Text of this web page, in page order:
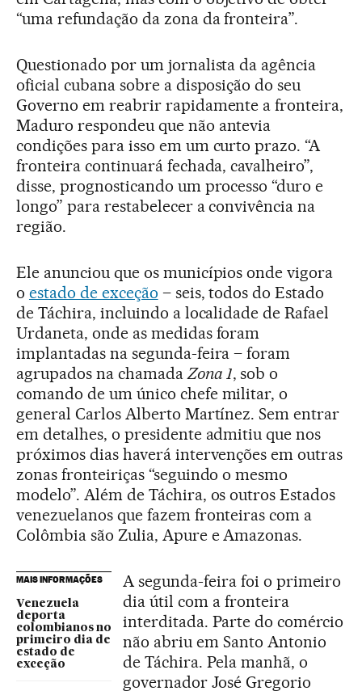
“uma refundação da zona da fronteira”.
Questionado por um jornalista da agência
oficial cubana sobre a disposição do seu
Governo em reabrir rapidamente a fronteira,
Maduro respondeu que não antevia
condições para isso em um curto prazo. “A
fronteira continuará fechada, cavalheiro”,
disse, prognosticando um processo “duro e
longo” para restabelecer a convivência na
região.
Ele anunciou que os municípios onde vigora
o estado de exceção – seis, todos do Estado
de Táchira, incluindo a localidade de Rafael
Urdaneta, onde as medidas foram
implantadas na segunda-feira – foram
agrupados na chamadaZona 1, sob o
comando de um único chefe militar, o
general Carlos Alberto Martínez. Sem entrar
em detalhes, o presidente admitiu que nos
próximos dias haverá intervenções em outras
zonas fronteiriças “seguindo o mesmo
modelo”. Além de Táchira, os outros Estados
venezuelanos que fazem fronteiras com a
Colômbia são Zulia, Apure e Amazonas.
MAIS INFORMAÇÕES
Venezuela
deporta
colombianos no
primeiro dia de
estado de
exceção
A segunda-feira foi o primeiro
dia útil com a fronteira
interditada. Parte do comércio
não abriu em Santo Antonio
de Táchira. Pela manhã, o
governador José Gregorio